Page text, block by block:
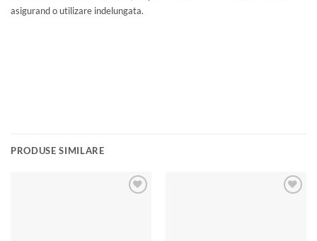
asigurand o utilizare indelungata.
PRODUSE SIMILARE